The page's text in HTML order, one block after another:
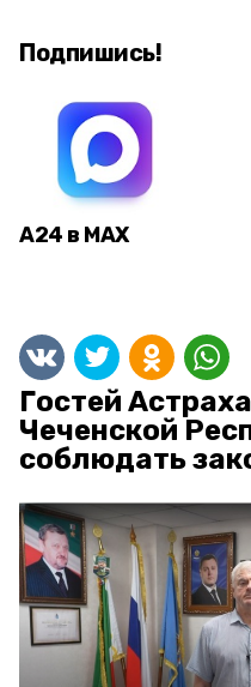
Подпишись!
А24 в MAX
Гостей
Чеченской
соблюдать